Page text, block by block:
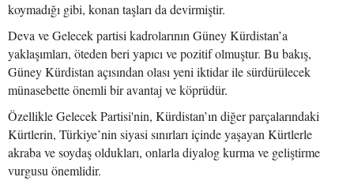
koymadığı gibi, konan taşları da devirmiştir.
Deva ve Gelecek partisi kadrolarının Güney Kürdistan’a
yaklaşımları, öteden beri yapıcı ve pozitif olmuştur. Bu bakış,
Güney Kürdistan açısından olası yeni iktidar ile sürdürülecek
münasebette önemli bir avantaj ve köprüdür.
Özellikle Gelecek Partisi'nin, Kürdistan’ın diğer parçalarındaki
Kürtlerin, Türkiye’nin siyasi sınırları içinde yaşayan Kürtlerle
akraba ve soydaş oldukları, onlarla diyalog kurma ve geliştirme
vurgusu önemlidir.